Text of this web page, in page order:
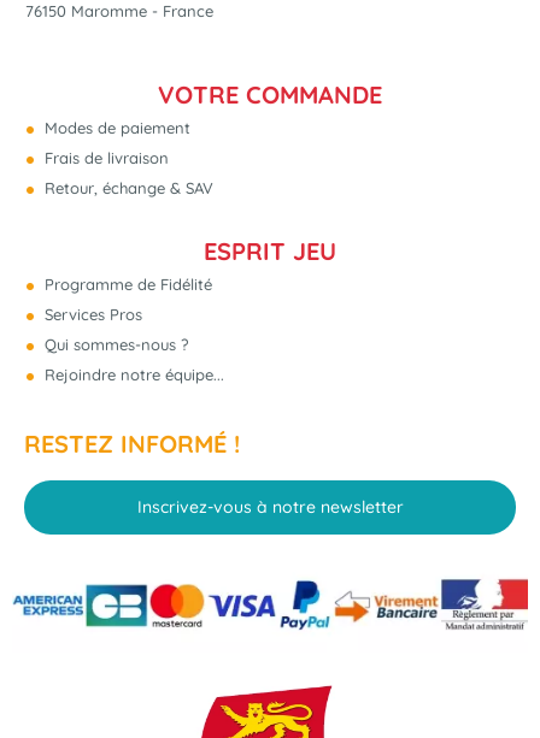
76150 Maromme - France
VOTRE COMMANDE
Modes de paiement
Frais de livraison
Retour, échange & SAV
ESPRIT JEU
Programme de Fidélité
Services Pros
Qui sommes-nous ?
Rejoindre notre équipe...
RESTEZ INFORMÉ !
Inscrivez-vous à notre newsletter